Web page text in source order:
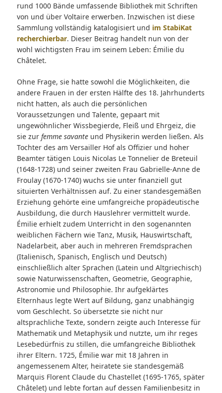
rund 1000 Bände umfassende Bibliothek mit Schriften
von und über Voltaire erwerben. Inzwischen ist diese
Sammlung vollständig katalogisiert und im StabiKat
recherchierbar. Dieser Beitrag handelt nun von der
wohl wichtigsten Frau im seinem Leben: Émilie du
Châtelet.
Ohne Frage, sie hatte sowohl die Möglichkeiten, die
andere Frauen in der ersten Hälfte des 18. Jahrhunderts
nicht hatten, als auch die persönlichen
Voraussetzungen und Talente, gepaart mit
ungewöhnlicher Wissbegierde, Fleiß und Ehrgeiz, die
sie zur femme savanteund Physikerin werden ließen. Als
Tochter des am Versailler Hof als Offizier und hoher
Beamter tätigen Louis Nicolas Le Tonnelier de Breteuil
(1648-1728) und seiner zweiten Frau Gabrielle-Anne de
Froulay (1670-1740) wuchs sie unter finanziell gut
situierten Verhältnissen auf. Zu einer standesgemäßen
Erziehung gehörte eine umfangreiche propädeutische
Ausbildung, die durch Hauslehrer vermittelt wurde.
Émilie erhielt zudem Unterricht in den sogenannten
weiblichen Fächern wie Tanz, Musik, Hauswirtschaft,
Nadelarbeit, aber auch in mehreren Fremdsprachen
(Italienisch, Spanisch, Englisch und Deutsch)
einschließlich alter Sprachen (Latein und Altgriechisch)
sowie Naturwissenschaften, Geometrie, Geographie,
Astronomie und Philosophie. Ihr aufgeklärtes
Elternhaus legte Wert auf Bildung, ganz unabhängig
vom Geschlecht. So übersetzte sie nicht nur
altsprachliche Texte, sondern zeigte auch Interesse für
Mathematik und Metaphysik und nutzte, um ihr reges
Lesebedürfnis zu stillen, die umfangreiche Bibliothek
ihrer Eltern. 1725, Émilie war mit 18 Jahren in
angemessenem Alter, heiratete sie standesgemäß
Marquis Florent Claude du Chastellet (1695-1765, später
Châtelet) und lebte fortan auf dessen Familienbesitz in